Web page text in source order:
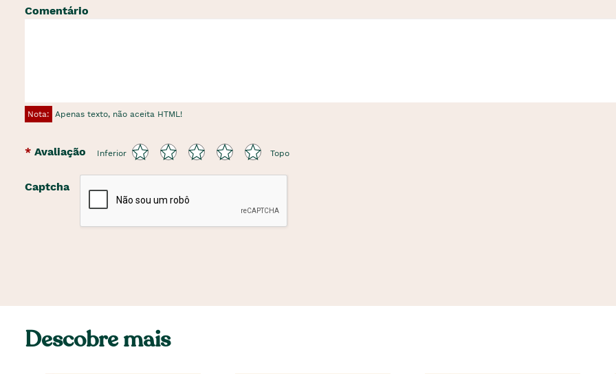
Comentário
Nota: Apenas texto, não aceita HTML!
Avaliação Inferior Topo
Captcha
Descobre mais